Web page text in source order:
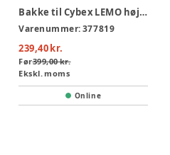
Bakke til Cybex LEMO højstol - Stunning Black
Varenummer:377819
239,40 kr.
Før399,00 kr.
Ekskl. moms
Online